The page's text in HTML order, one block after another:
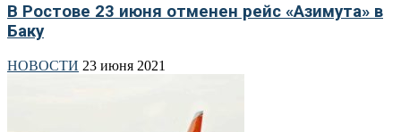
В Ростове 23 июня отменен рейс «Азимута» в
Баку
НОВОСТИ 23 июня 2021